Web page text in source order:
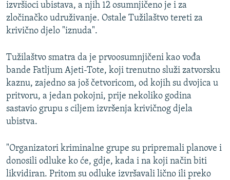
izvršioci ubistava, a njih 12 osumnjičeno je i za
zločinačko udruživanje. Ostale Tužilaštvo tereti za
krivično djelo "iznuda".
Tužilaštvo smatra da je prvoosumnjičeni kao vođa
bande Fatljum Ajeti-Tote, koji trenutno služi zatvorsku
kaznu, zajedno sa još četvoricom, od kojih su dvojica u
pritvoru, a jedan pokojni, prije nekoliko godina
sastavio grupu s ciljem izvršenja krivičnog djela
ubistva.
"Organizatori kriminalne grupe su pripremali planove i
donosili odluke ko će, gdje, kada i na koji način biti
likvidiran. Pritom su odluke izvršavali lično ili preko